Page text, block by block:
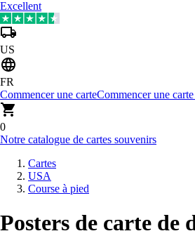
Excellent
US
FR
Commencer une carteCommencer une
0
Notre catalogue de cartes souvenirs
Cartes
USA
Course à pied
Posters de carte de